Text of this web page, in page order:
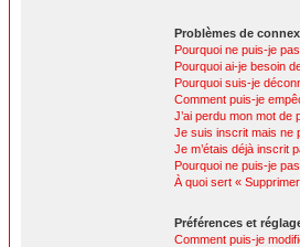
Problèmes de
Pourquoi ne puis-je
Pourquoi ai-je besoin
Pourquoi suis-je
Comment puis-je
J’ai perdu mon mot de
Je suis inscrit mais ne
Je m’étais déjà inscrit
Pourquoi ne puis-je
À quoi sert «
Préférences et
Comment puis-je